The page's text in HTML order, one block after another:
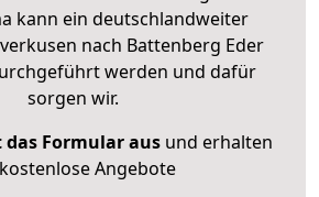
kann ein deutschlandweiter
nach Battenberg Eder
werden und dafür
sorgen wir.
das Formular ausund erhalten
Angebote